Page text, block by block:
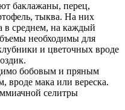
баклажаны, перец,
тыква. На них
в среднем, на каждый
необходимы для
и цветочных вроде
бобовым и пряным
вроде мака или вереска.
селитры